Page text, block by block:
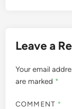
Leave a
Your email
are marked *
COMMENT *